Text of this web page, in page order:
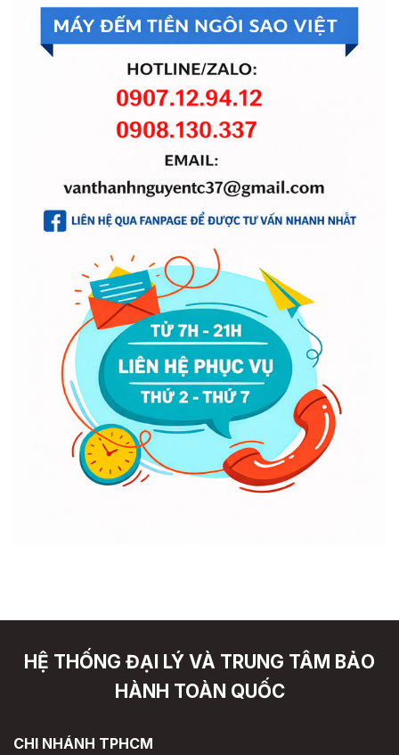
HỆ THỐNG ĐẠI LÝ VÀ TRUNG TÂM BẢO
HÀNH TOÀN QUỐC
CHI NHÁNH TPHCM